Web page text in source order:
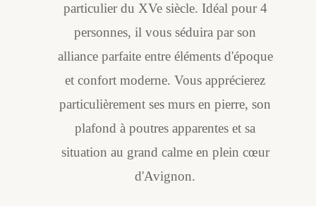
particulier du XVe siècle. Idéal pour 4
personnes, il vous séduira par son
alliance parfaite entre éléments d'époque
et confort moderne. Vous apprécierez
particulièrement ses murs en pierre, son
plafond à poutres apparentes et sa
situation au grand calme en plein cœur
d'Avignon.